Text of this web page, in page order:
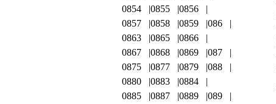
0854
0855
0856
0857
0858 0859
086
0863
0865
0866
0867
0868 0869
087
0875
0877 0879
088
0880
0883
0884
0885
0887 0889
089